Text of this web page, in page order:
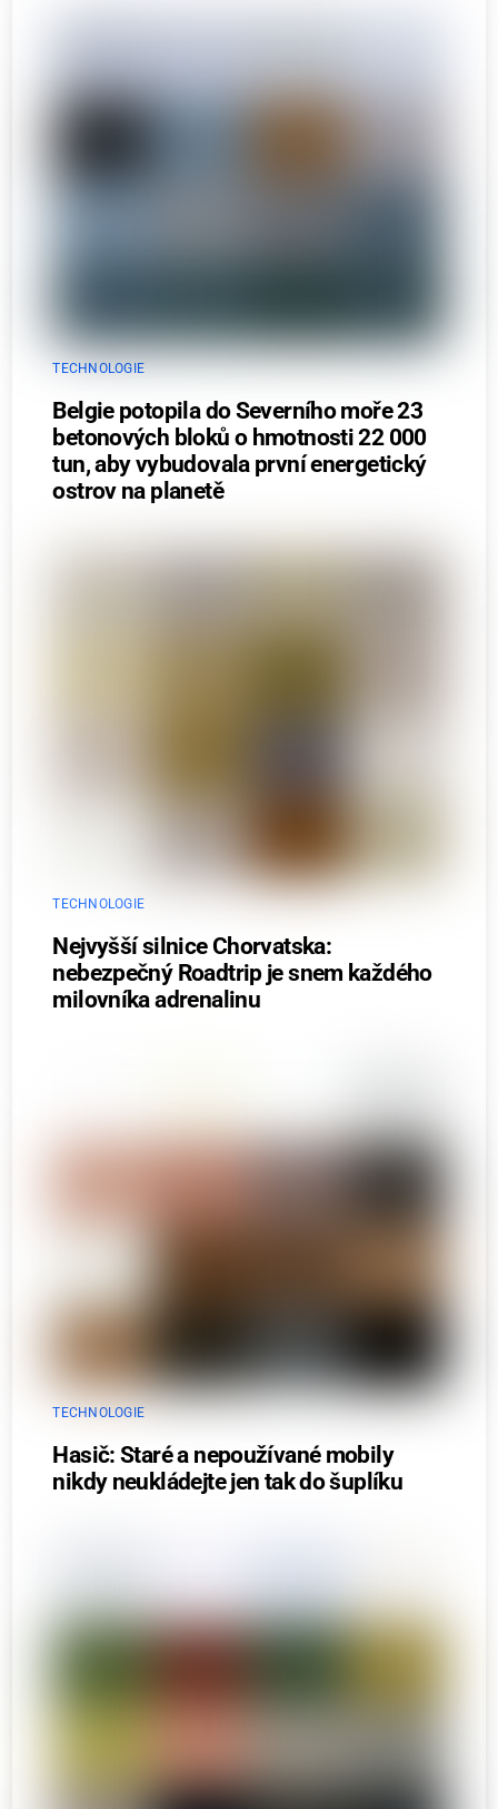
TECHNOLOGIE
Belgie potopila do Severního moře 23
betonových bloků o hmotnosti 22 000
tun, aby vybudovala první energetický
ostrov na planetě
TECHNOLOGIE
Nejvyšší silnice Chorvatska:
nebezpečný Roadtrip je snem každého
milovníka adrenalinu
TECHNOLOGIE
Hasič: Staré a nepoužívané mobily
nikdy neukládejte jen tak do šuplíku